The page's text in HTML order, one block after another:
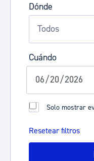
Dónde
Cuándo
Solo mostrar
Resetear filtros